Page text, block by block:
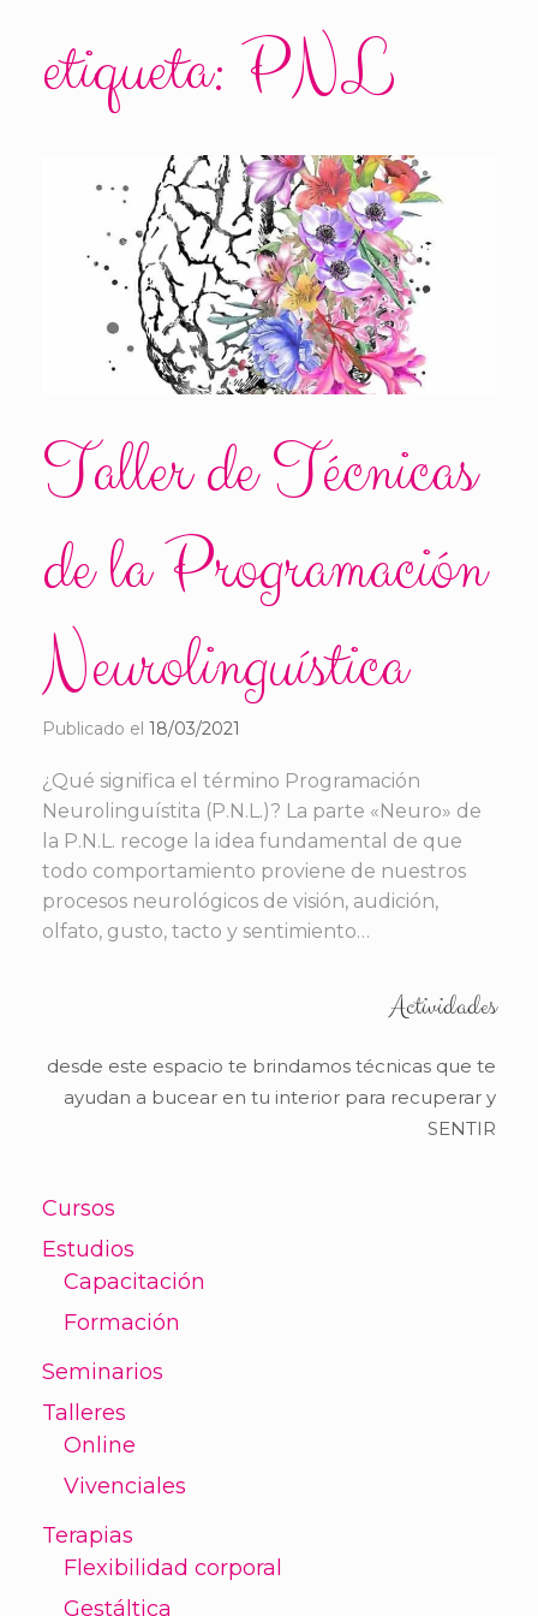
etiqueta: PNL
Taller de Técnicas
de la Programación
Neurolinguística
Publicado el 18/03/2021
¿Qué significa el término Programación
Neurolinguístita (P.N.L.)? La parte «Neuro» de
la P.N.L. recoge la idea fundamental de que
todo comportamiento proviene de nuestros
procesos neurológicos de visión, audición,
olfato, gusto, tacto y sentimiento…
Actividades
desde este espacio te brindamos técnicas que te
ayudan a bucear en tu interior para recuperar y
SENTIR
Cursos
Estudios
Capacitación
Formación
Seminarios
Talleres
Online
Vivenciales
Terapias
Flexibilidad corporal
Gestáltica